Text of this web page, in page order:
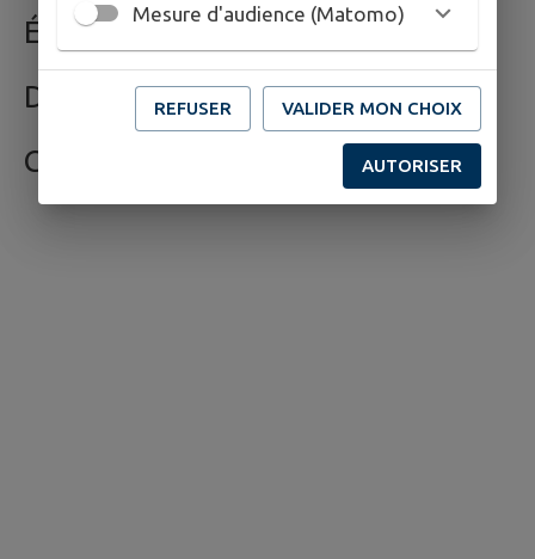
ÉVÉNEMENTS
DÉCOUVRIR
CONTACT
Mesure d'audience (Matomo)
REFUSER VALIDER MON CHOIX
AUTORISER